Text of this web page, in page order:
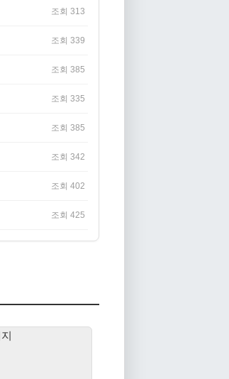
조회 313
조회 339
조회 385
조회 335
조회 385
조회 342
조회 402
조회 425